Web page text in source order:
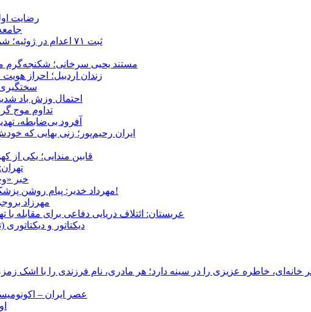
رضایت
ثبت ۷۱ اعدام در ژوئیه؛ شمار اعدام‌ها در سال ۲۰۲۶ به دست‌کم ۴۴۴ نفر رسید
مستند یحیی سرخانی؛ شکنجه‌گرم
زندان اردبیل؛ احراز هویت ۵۴ شهروند بازداشت‌شده در اعتراضات دی‌ماه ۱۴۰۴
سختگیری
احتمال وزش باد
تداوم موج گرما در
آفرود بی‌ضابطه،
ایران رحیم‌پور؛ زنی بهایی که
قابین مندایی؛ یکی از
خبر
مهرداد خدیر: پیام روشن پزشکیان در گفت‌و‌گوی تصویری با مرد نامرئی: من هستم!
مهرزاد
عربستان: ائتلاف دریایی دفاعی برای مقابله
دیکتاتور و
خاطره عزیزی را در سینه دارد؛ هر مادری، نام فرزندی را با اشک
عصر ایران –